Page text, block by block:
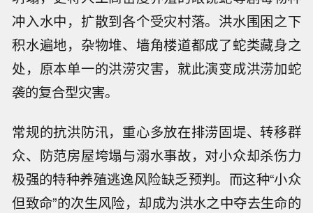
冲入水中，扩散到各个受灾村落。洪水围困之下
积水遍地，杂物堆、墙角楼道都成了蛇类藏身之
处，原本单一的洪涝灾害，就此演变成洪涝加蛇
袭的复合型灾害。
常规的抗洪防汛，重心多放在排涝固堤、转移群
众、防范房屋垮塌与溺水事故，对小众却杀伤力
极强的特种养殖逃逸风险缺乏预判。而这种“小众
但致命”的次生风险，却成为洪水之中夺去生命的